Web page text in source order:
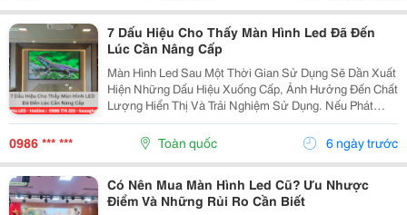
7 Dấu Hiệu Cho Thấy Màn Hình Led Đã Đến
Lúc Cần Nâng Cấp
Màn Hình Led Sau Một Thời Gian Sử Dụng Sẽ Dần Xuất
Hiện Những Dấu Hiệu Xuống Cấp, Ảnh Hưởng Đến Chất
Lượng Hiển Thị Và Trải Nghiệm Sử Dụng. Nếu Phát
Hiện Sớm, Bạn Có Thể Chủ Động Lên Kế Hoạch Nâng
Cấp Để Tránh Gián Đoạn Trong Quá Trình Vận Hành. ...
0986 *** *** Toàn quốc 6 ngày trước
Có Nên Mua Màn Hình Led Cũ? Ưu Nhược
Điểm Và Những Rủi Ro Cần Biết